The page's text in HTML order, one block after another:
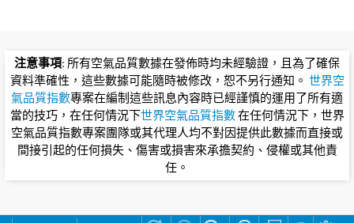
注意事項: 所有空氣品質數據在發佈時均未經驗證，且為了確保
資料準確性，這些數據可能隨時被修改，恕不另行通知。 世界空
氣品質指數專案在編制這些訊息內容時已經謹慎的運用了所有適
當的技巧，在任何情況下世界空氣品質指數在任何情況下，世界
空氣品質指數專案團隊或其代理人均不對因提供此數據而直接或
間接引起的任何損失、傷害或損害來承擔契約、侵權或其他責
任。